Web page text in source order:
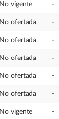
No vigente -
No ofertada -
No ofertada -
No ofertada -
No ofertada -
No ofertada -
No vigente -